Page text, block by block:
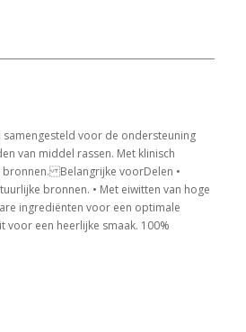
samengesteld voor de ondersteuning
van middel rassen. Met klinisch
bronnen. Belangrijke voorDelen •
bronnen. • Met eiwitten van hoge
ingrediënten voor een optimale
voor een heerlijke smaak. 100%